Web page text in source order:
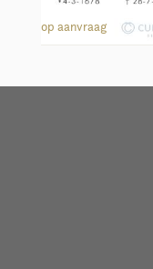
211
op aanvraag